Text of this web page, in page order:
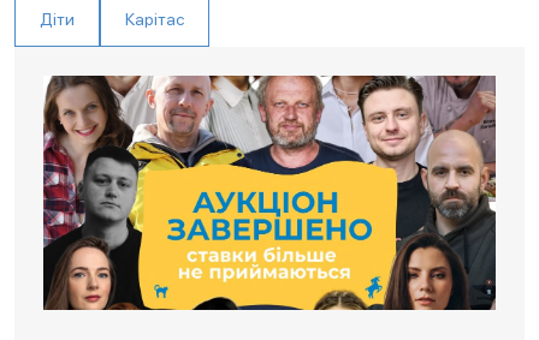
Діти Карітас